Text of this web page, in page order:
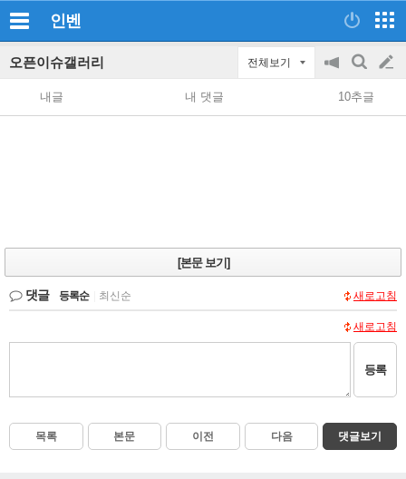
인벤
오픈이슈갤러리 전체보기
공
지
on/off
검
색
글
쓰
내글 내 댓글 10추글
[본문 보기]
댓글 등록순 최신순 새로고침
새로고침
등록
목록 본문 이전 다음 댓글보기